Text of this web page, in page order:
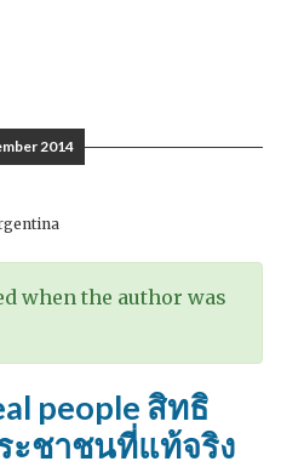
2014
when the author was
people สิทธิ
ะชาชนที่แท้จริง